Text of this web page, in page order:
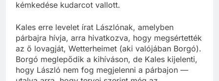
kémkedése kudarcot vallott.
Kales erre levelet írat Lászlónak, amelyben
párbajra hívja, arra hivatkozva, hogy megsértették
az ő lovagját, Wetterheimet (aki valójában Borgó).
Borgó meglepődik a kihíváson, de Kales kijelenti,
hogy László nem fog megjelenni a párbajon —